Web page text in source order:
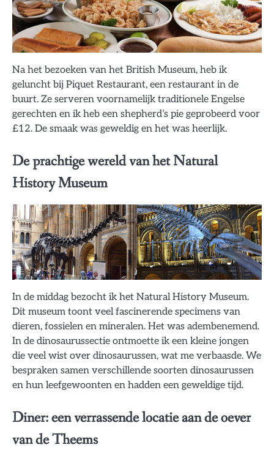
Na het bezoeken van het British Museum, heb ik
geluncht bij Piquet Restaurant, een restaurant in de
buurt. Ze serveren voornamelijk traditionele Engelse
gerechten en ik heb een shepherd’s pie geprobeerd voor
£12. De smaak was geweldig en het was heerlijk.
De prachtige wereld van het Natural
History Museum
In de middag bezocht ik het Natural History Museum.
Dit museum toont veel fascinerende specimens van
dieren, fossielen en mineralen. Het was adembenemend.
In de dinosaurussectie ontmoette ik een kleine jongen
die veel wist over dinosaurussen, wat me verbaasde. We
bespraken samen verschillende soorten dinosaurussen
en hun leefgewoonten en hadden een geweldige tijd.
Diner: een verrassende locatie aan de oever
van de Theems